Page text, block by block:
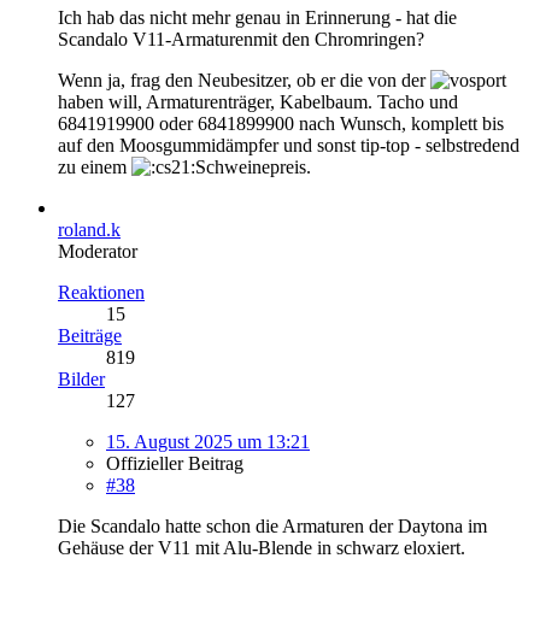
Ich hab das nicht mehr genau in Erinnerung - hat die
Scandalo V11-Armaturenmit den Chromringen?
Wenn ja, frag den Neubesitzer, ob er die von der
haben will, Armaturenträger, Kabelbaum. Tacho und
6841919900 oder 6841899900 nach Wunsch, komplett bis
auf den Moosgummidämpfer und sonst tip-top - selbstredend
zu einem
Schweinepreis.
roland.k
Moderator
Reaktionen
15
Beiträge
819
Bilder
127
15. August 2025 um 13:21
Offizieller Beitrag
#38
Die Scandalo hatte schon die Armaturen der Daytona im
Gehäuse der V11 mit Alu-Blende in schwarz eloxiert.